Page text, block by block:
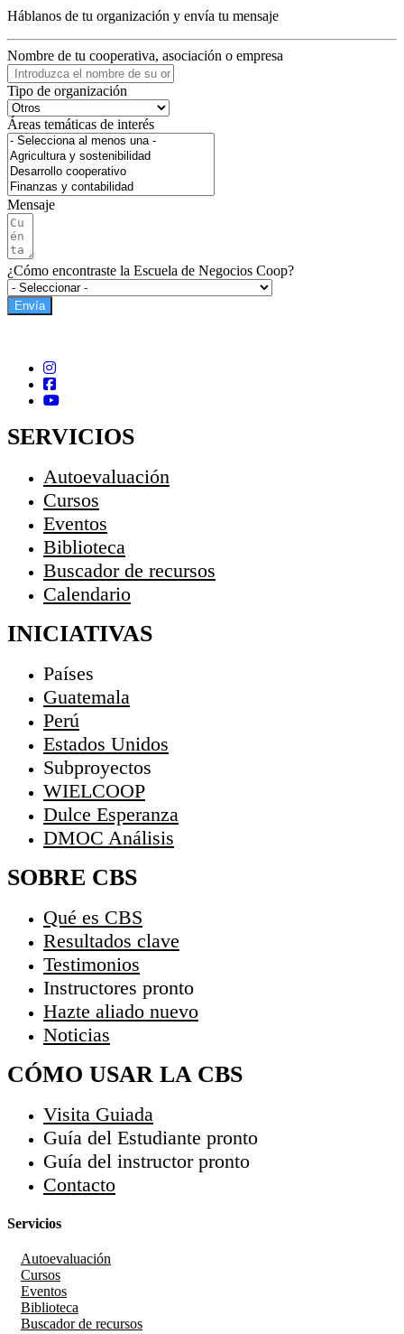
Háblanos de tu organización y envía tu mensaje
Nombre de tu cooperativa, asociación o empresa
Tipo de organización
Áreas temáticas de interés
Mensaje
¿Cómo encontraste la Escuela de Negocios Coop?
Envía
SERVICIOS
Autoevaluación
Cursos
Eventos
Biblioteca
Buscador de recursos
Calendario
INICIATIVAS
Países
Guatemala
Perú
Estados Unidos
Subproyectos
WIELCOOP
Dulce Esperanza
DMOC Análisis
SOBRE CBS
Qué es CBS
Resultados clave
Testimonios
Instructores pronto
Hazte aliado nuevo
Noticias
CÓMO USAR LA CBS
Visita Guiada
Guía del Estudiante pronto
Guía del instructor pronto
Contacto
Servicios
Autoevaluación
Cursos
Eventos
Biblioteca
Buscador de recursos